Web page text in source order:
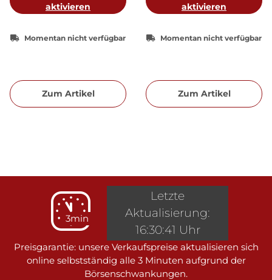
aktivieren
Momentan nicht verfügbar
Zum Artikel
aktivieren
Momentan nicht verfügbar
Zum Artikel
3min
Preisgarantie: unsere Verkaufspreise aktualisieren sich
online selbstständig alle 3 Minuten aufgrund der
Börsenschwankungen.
Letzte
Aktualisierung:
16:30:41 Uhr